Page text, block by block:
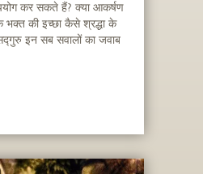
कर सकते हैं? क्या आकर्षण
भक्त की इच्छा कैसे श्रद्धा के
इन सब सवालों का जवाब